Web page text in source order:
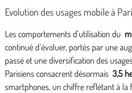
Evolution des usages mobile à
Les comportements d’utilisation du
continué d’évoluer, portés par une
passé et une diversification des
Parisiens consacrent désormais 3,5
smartphones, un chiffre reflétant à la